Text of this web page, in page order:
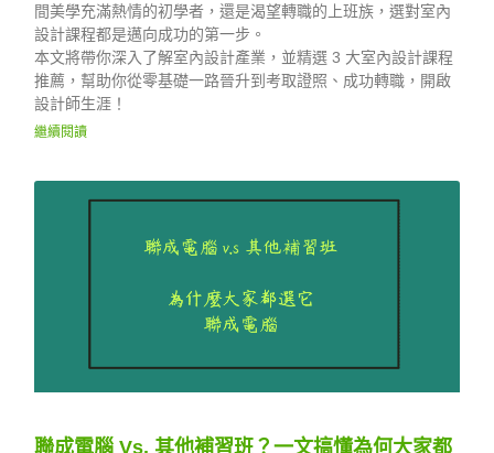
間美學充滿熱情的初學者，還是渴望轉職的上班族，選對室內
設計課程都是邁向成功的第一步。
本文將帶你深入了解室內設計產業，並精選 3 大室內設計課程
推薦，幫助你從零基礎一路晉升到考取證照、成功轉職，開啟
設計師生涯！
繼續閱讀
聯成電腦 Vs. 其他補習班？一文搞懂為何大家都